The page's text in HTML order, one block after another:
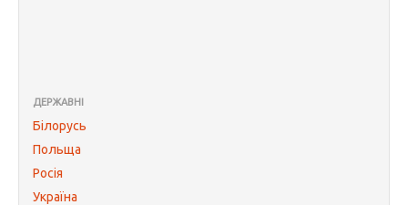
ДЕРЖАВНІ
Білорусь
Польща
Росія
Україна